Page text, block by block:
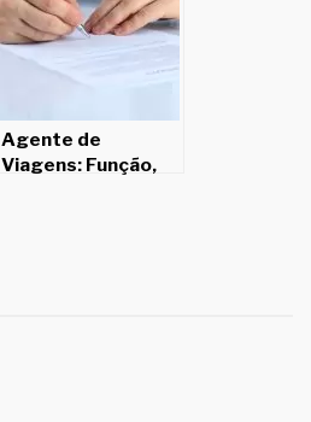
Agente de
Viagens: Função,